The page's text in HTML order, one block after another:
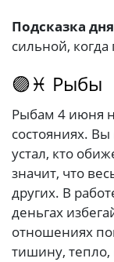
Подсказка
сильной,
🟣♓ Рыбы
Рыбам 4 июня
состояниях.
устал, кто
значит, что
других. В
деньгах
отношениях
тишину, тепло,